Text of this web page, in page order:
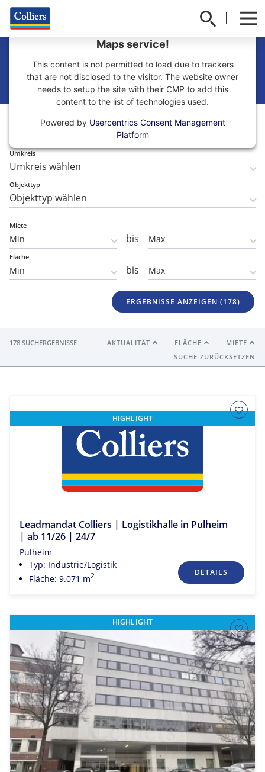
Gewerbeimmobilien
in Köln finden
We need your consent to load the Google
Maps service!
This content is not permitted to load due to trackers
that are not disclosed to the visitor. The website owner
needs to setup the site with their CMP to add this
content to the list of technologies used.
Powered by Usercentrics Consent Management
Platform
Umkreis
Objekttyp
Miete
bis
Fläche
bis
ERGEBNISSE ANZEIGEN (178)
178 SUCHERGEBNISSE AKTUALITÄT FLÄCHE
MIETE
SUCHE ZURÜCKSETZEN
HIGHLIGHT
Leadmandat Colliers | Logistikhalle in Pulheim
| ab 11/26 | 24/7
Pulheim
Typ: Industrie/Logistik
Fläche: 9.071 m2 DETAILS
HIGHLIGHT